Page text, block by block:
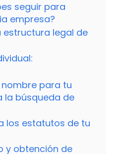
seguir para
empresa?
estructura legal de
nombre para tu
la búsqueda de
los estatutos de tu
y obtención de